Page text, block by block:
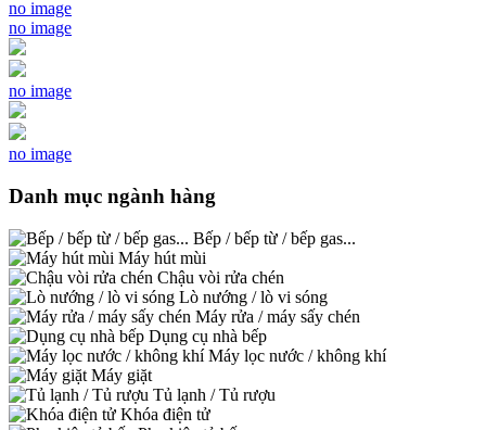
no image
no image
no image
no image
Danh mục ngành hàng
Bếp / bếp từ / bếp gas...
Máy hút mùi
Chậu vòi rửa chén
Lò nướng / lò vi sóng
Máy rửa / máy sấy chén
Dụng cụ nhà bếp
Máy lọc nước / không khí
Máy giặt
Tủ lạnh / Tủ rượu
Khóa điện tử